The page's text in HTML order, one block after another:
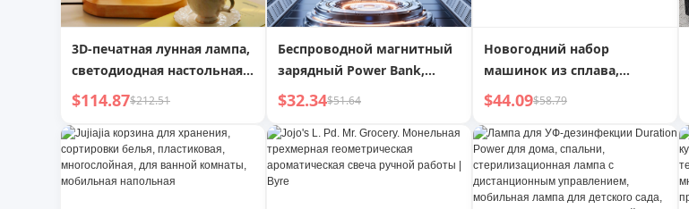
3D-печатная лунная лампа,
светодиодная настольная
лампа, прикроватная
роскошная мобильная
беспроводная зарядка,
подарок для девочек,
$114.87$212.51
Беспроводной магнитный
зарядный Power Bank,
подходит для Android
аккумулятор,
ультралегкий и тонкий,
быстрая зарядка,
$32.34$51.64
Новогодний набор
машинок из сплава,
машинка для мальчика, 3
гоночные машинки, 5
искусственных
контейнеров, модельная
подарочная коробка, 6
$44.09$58.79